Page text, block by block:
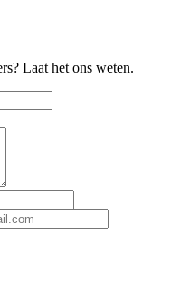
Laat het ons weten.